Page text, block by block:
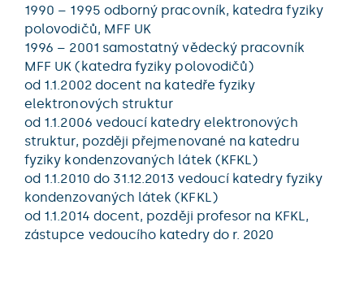
1990 – 1995 odborný pracovník, katedra fyziky
polovodičů, MFF UK
1996 – 2001 samostatný vědecký pracovník
MFF UK (katedra fyziky polovodičů)
od 1.1.2002 docent na katedře fyziky
elektronových struktur
od 1.1.2006 vedoucí katedry elektronových
struktur, později přejmenované na katedru
fyziky kondenzovaných látek (KFKL)
od 1.1.2010 do 31.12.2013 vedoucí katedry fyziky
kondenzovaných látek (KFKL)
od 1.1.2014 docent, později profesor na KFKL,
zástupce vedoucího katedry do r. 2020